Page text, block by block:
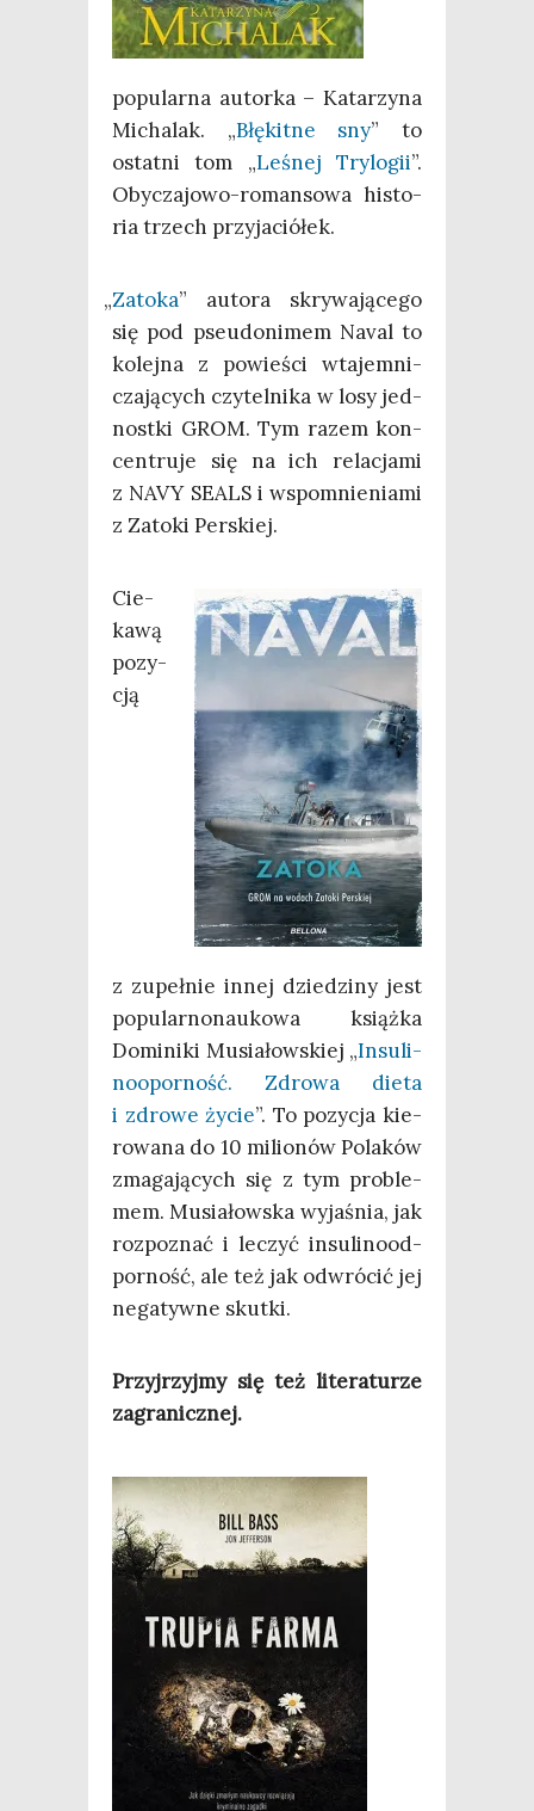
popu­lar­na autor­ka – Kata­rzy­na
Micha­lak. „Błę­kit­ne sny” to
ostat­ni tom „Leśnej Try­lo­gii”.
Oby­cza­jo­wo-roman­so­wa histo­
ria trzech przyjaciółek.
„Zato­ka” auto­ra skry­wa­ją­ce­go
się pod pseu­do­ni­mem Naval to
kolej­na z powie­ści wta­jem­ni­
cza­ją­cych czy­tel­ni­ka w losy jed­
nost­ki GROM. Tym razem kon­
cen­tru­je się na ich rela­cja­mi
z NAVY SEALS i wspo­mnie­nia­mi
z Zato­ki Perskiej.
Cie­
ka­wą
pozy­
cją
z zupeł­nie innej dzie­dzi­ny jest
popu­lar­no­nau­ko­wa książ­ka
Domi­ni­ki Musia­łow­skiej „Insu­li­
no­opor­ność. Zdro­wa die­ta
i zdro­we życie”. To pozy­cja kie­
ro­wa­na do 10 milio­nów Pola­ków
zma­ga­ją­cych się z tym pro­ble­
mem. Musia­łow­ska wyja­śnia, jak
roz­po­znać i leczyć insu­li­no­od­
por­ność, ale też jak odwró­cić jej
nega­tyw­ne skutki.
Przyj­rzyj­my się też lite­ra­tu­rze
zagranicznej.